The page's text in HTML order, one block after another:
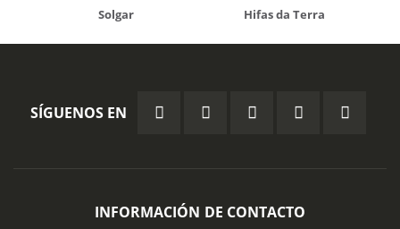
Solgar Hifas da Terra
SÍGUENOS EN
INFORMACIÓN DE CONTACTO